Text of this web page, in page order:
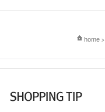
현재 위치
home >